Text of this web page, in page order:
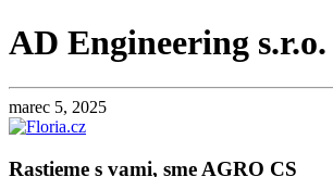
AD Engineering s.r.o.
marec 5, 2025
Rastieme s vami, sme AGRO CS